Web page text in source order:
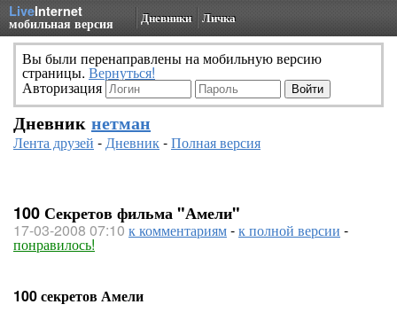
LiveInternet
мобильная версия Дневники Личка
Вы были перенаправлены на мобильную версию
страницы. Вернуться!
Авторизация
Дневник нетман
Лента друзей -Дневник-Полная версия
100 Секретов фильма "Амели"
17-03-2008 07:10 к комментариям-к полной версии -
понравилось!
100 секретов Амели